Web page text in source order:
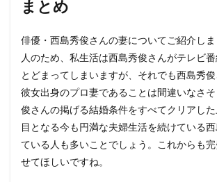
まとめ
俳優・西島秀俊さんの妻についてご紹介し
人のため、私生活は西島秀俊さんがテレビ
とどまってしまいますが、それでも西島秀
彼女出身のプロ妻であることは間違いなさ
俊さんの掲げる結婚条件をすべてクリアし
目となる今も円満な夫婦生活を続けている
ている人も多いことでしょう。これからも
せてほしいですね。